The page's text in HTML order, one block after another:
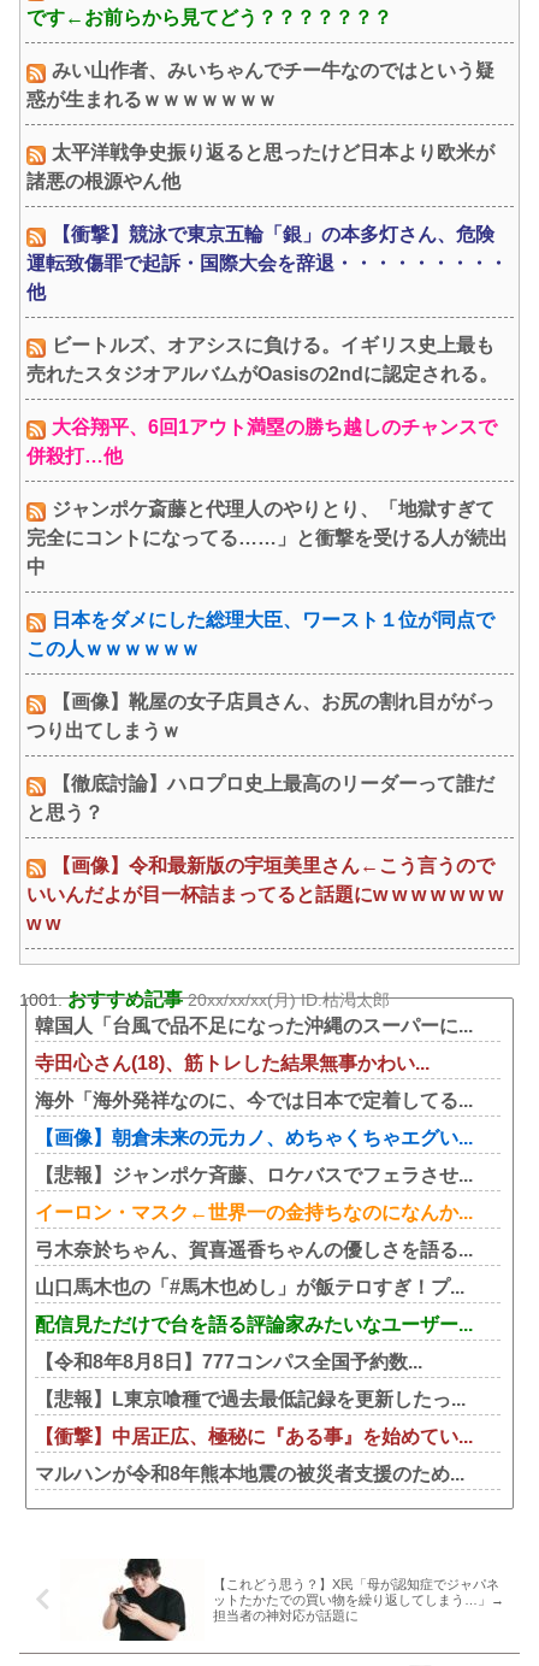
です←お前らから見てどう？？？？？？？
みい山作者、みいちゃんでチー牛なのではという疑
惑が生まれるｗｗｗｗｗｗｗ
太平洋戦争史振り返ると思ったけど日本より欧米が
諸悪の根源やん他
【衝撃】競泳で東京五輪「銀」の本多灯さん、危険
運転致傷罪で起訴・国際大会を辞退・・・・・・・・・
他
ビートルズ、オアシスに負ける。イギリス史上最も
売れたスタジオアルバムがOasisの2ndに認定される。
大谷翔平、6回1アウト満塁の勝ち越しのチャンスで
併殺打…他
ジャンポケ斎藤と代理人のやりとり、「地獄すぎて
完全にコントになってる……」と衝撃を受ける人が続出
中
日本をダメにした総理大臣、ワースト１位が同点で
この人ｗｗｗｗｗｗ
【画像】靴屋の女子店員さん、お尻の割れ目ががっ
つり出てしまうｗ
【徹底討論】ハロプロ史上最高のリーダーって誰だ
と思う？
【画像】令和最新版の宇垣美里さん←こう言うので
いいんだよが目一杯詰まってると話題にw w w w w w w
w w
1001:おすすめ記事20xx/xx/xx(月) ID:枯渇太郎
韓国人「台風で品不足になった沖縄のスーパーに...
寺田心さん(18)、筋トレした結果無事かわい...
海外「海外発祥なのに、今では日本で定着してる...
【画像】朝倉未来の元カノ、めちゃくちゃエグい...
【悲報】ジャンポケ斉藤、ロケバスでフェラさせ...
イーロン・マスク←世界一の金持ちなのになんか...
弓木奈於ちゃん、賀喜遥香ちゃんの優しさを語る...
山口馬木也の「#馬木也めし」が飯テロすぎ！プ...
配信見ただけで台を語る評論家みたいなユーザー...
【令和8年8月8日】777コンパス全国予約数...
【悲報】L東京喰種で過去最低記録を更新したっ...
【衝撃】中居正広、極秘に『ある事』を始めてい...
マルハンが令和8年熊本地震の被災者支援のため...
【これどう思う？】X民「母が認知症でジャパネ
ットたかたでの買い物を繰り返してしまう…」→
担当者の神対応が話題に